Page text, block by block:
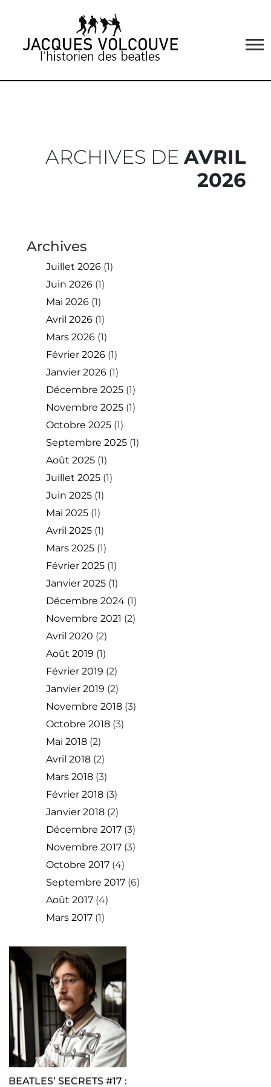
ARCHIVES DE AVRIL
2026
Archives
Juillet 2026 (1)
Juin 2026 (1)
Mai 2026 (1)
Avril 2026 (1)
Mars 2026 (1)
Février 2026 (1)
Janvier 2026 (1)
Décembre 2025 (1)
Novembre 2025 (1)
Octobre 2025 (1)
Septembre 2025 (1)
Août 2025 (1)
Juillet 2025 (1)
Juin 2025 (1)
Mai 2025 (1)
Avril 2025 (1)
Mars 2025 (1)
Février 2025 (1)
Janvier 2025 (1)
Décembre 2024 (1)
Novembre 2021 (2)
Avril 2020 (2)
Août 2019 (1)
Février 2019 (2)
Janvier 2019 (2)
Novembre 2018 (3)
Octobre 2018 (3)
Mai 2018 (2)
Avril 2018 (2)
Mars 2018 (3)
Février 2018 (3)
Janvier 2018 (2)
Décembre 2017 (3)
Novembre 2017 (3)
Octobre 2017 (4)
Septembre 2017 (6)
Août 2017 (4)
Mars 2017 (1)
BEATLES’ SECRETS #17 :